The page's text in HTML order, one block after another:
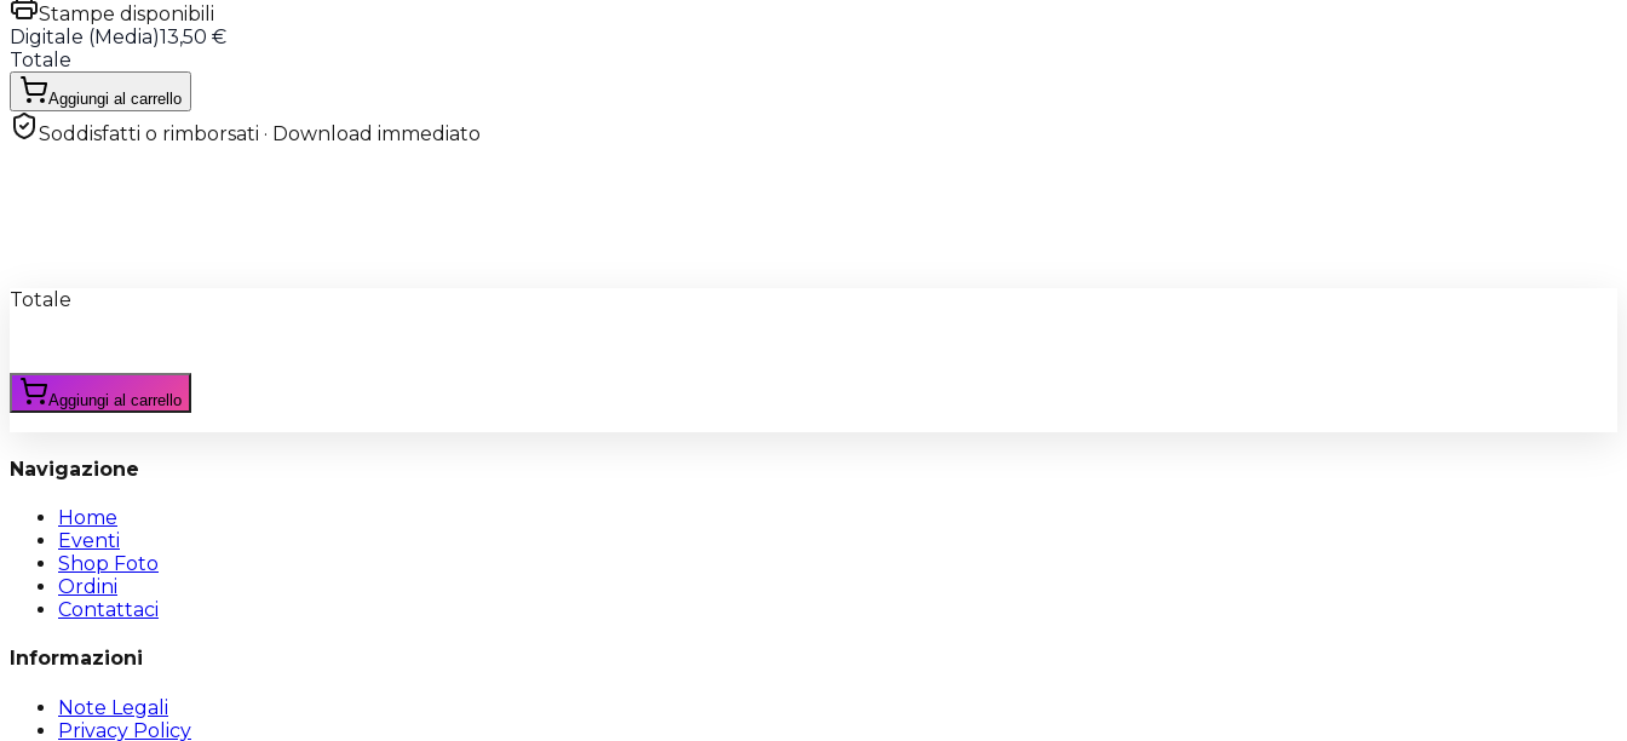
Stampe disponibili
Digitale (Media)13,50 €
Totale
Aggiungi al carrello
Soddisfatti o rimborsati · Download immediato
Totale
Aggiungi al carrello
Navigazione
Home
Eventi
Shop Foto
Ordini
Contattaci
Informazioni
Note Legali
Privacy Policy